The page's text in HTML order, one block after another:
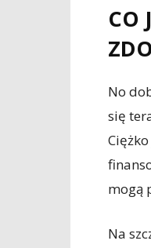
CO
No
się
mogą
Na